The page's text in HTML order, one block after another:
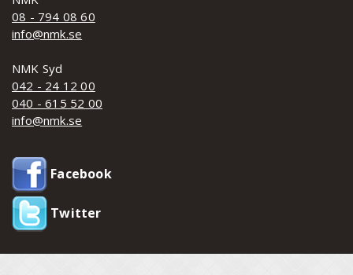
08 - 794 08 60
info@nmk.se
NMK Syd
042 - 24 12 00
040 - 615 52 00
info@nmk.se
Facebook
Twitter